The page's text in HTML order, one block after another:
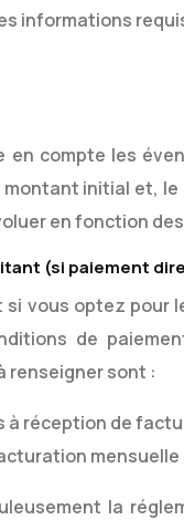
informations
en compte les
initial et,
en fonction
(si paiement
vous optez pour
de
renseigner sont :
à réception de
mensuelle
la